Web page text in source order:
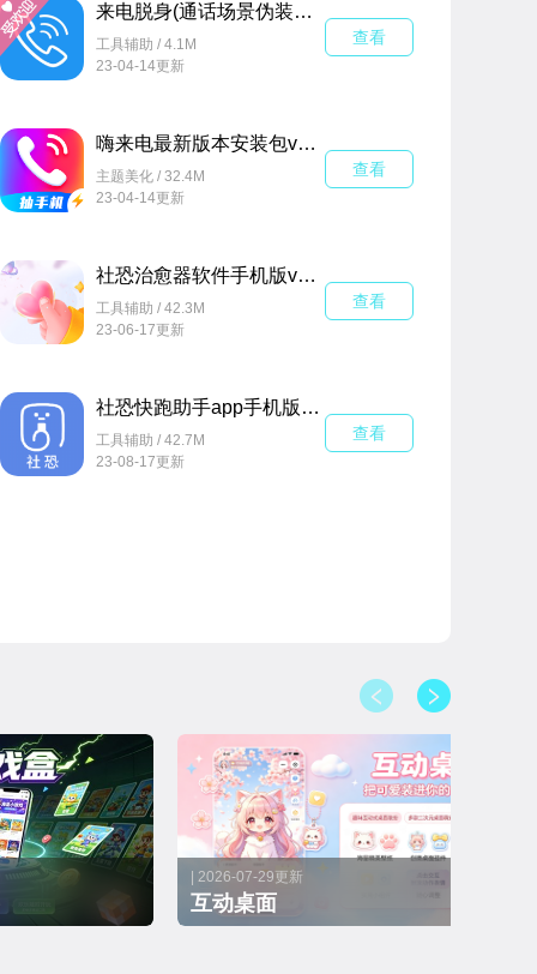
来电脱身(通话场景伪装软件)v2.1.4 安卓版
工具辅助 / 4.1M
23-04-14更新
查看
嗨来电最新版本安装包v2.2.7官方安卓版
主题美化 / 32.4M
23-04-14更新
查看
社恐治愈器软件手机版v3.1.3免费版
工具辅助 / 42.3M
23-06-17更新
查看
社恐快跑助手app手机版2024v1.1安卓版
工具辅助 / 42.7M
23-08-17更新
查看
| 2026-07-29更新
互动桌面